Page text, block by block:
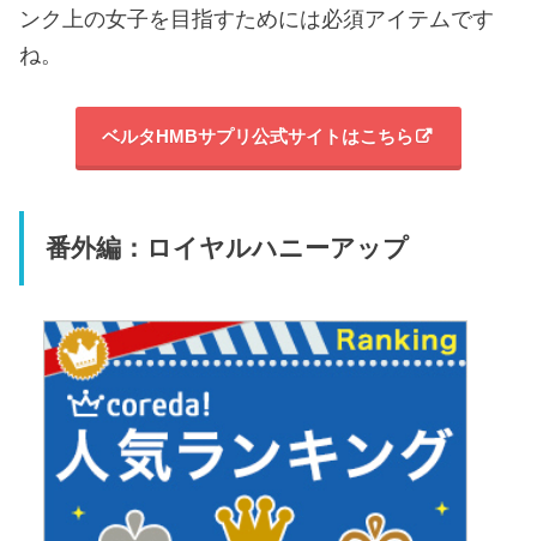
ンク上の女子を目指すためには必須アイテムです
ね。
ベルタHMBサプリ公式サイトはこちら
番外編：ロイヤルハニーアップ